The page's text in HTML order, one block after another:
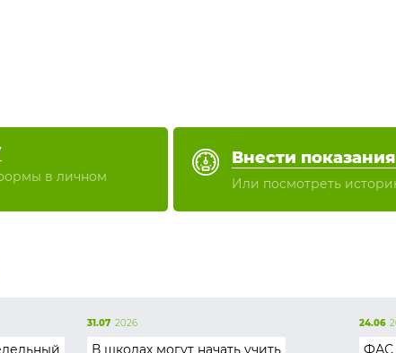
в личном
Внести
Или посмотреть
31.07 2026
В школах могут начать учить
24.06
ФАС